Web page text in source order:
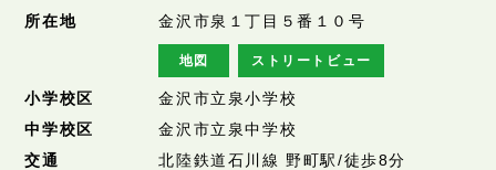
所在地
金沢市泉１丁目５番１０号
地図 ストリートビュー
小学校区
金沢市立泉小学校
中学校区
金沢市立泉中学校
交通
北陸鉄道石川線 野町駅/徒歩8分